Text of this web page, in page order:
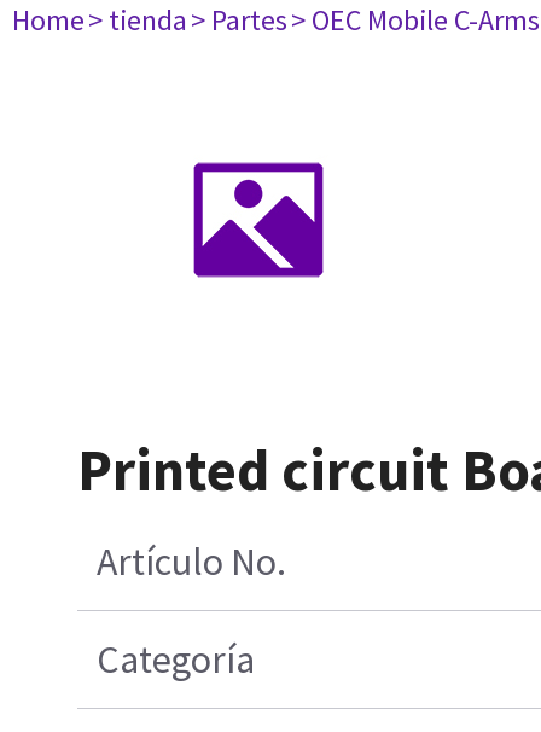
Home> tienda> Partes> OEC Mobile C-Arms
Printed circuit
Artículo No.
Categoría